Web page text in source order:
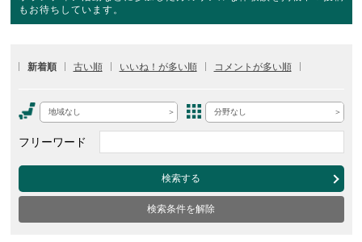
もお待ちしています。
新着順 古い順 いいね！が多い順 コメントが多い順
地域なし 分野なし
フリーワード
検索する
検索条件を解除